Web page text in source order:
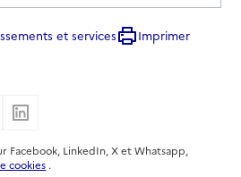
et services
Imprimer
sur Facebook
Partager sur X
Facebook, LinkedIn, X et Whatsapp,
cookies .